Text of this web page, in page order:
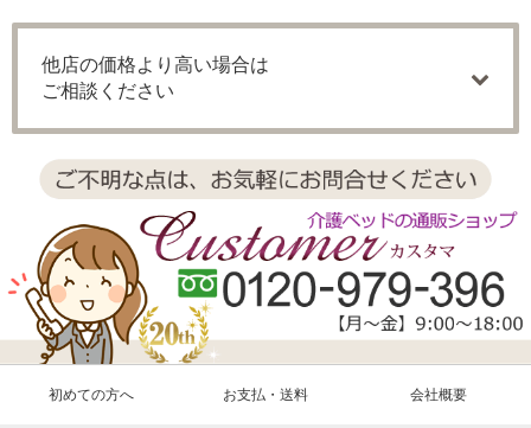
他店の価格より高い場合は
ご相談ください
初めての方へ お支払・送料 会社概要